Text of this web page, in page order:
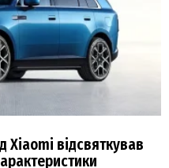
Xiaomi відсвяткував